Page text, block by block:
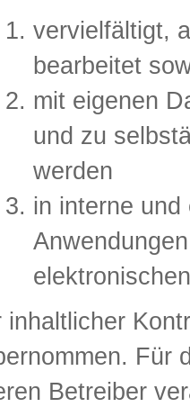
vervielfältigt,
bearbeitet
mit eigenen
und zu
werden
in interne
Für
Betreiber